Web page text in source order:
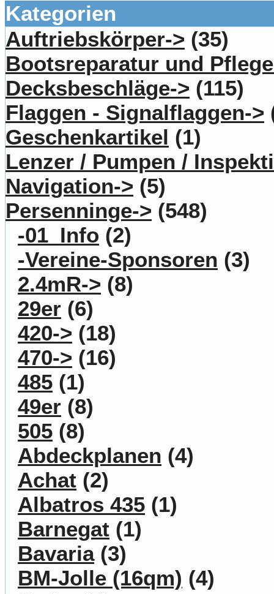
Kategorien
Auftriebskörper-> (35)
Bootsreparatur und
Decksbeschläge-> (115)
Flaggen - Signalflaggen->
Geschenkartikel (1)
Lenzer / Pumpen /
Navigation-> (5)
Persenninge-> (548)
-01_Info (2)
-Vereine-Sponsoren (3)
2.4mR-> (8)
29er (6)
420-> (18)
470-> (16)
485 (1)
49er (8)
505 (8)
Abdeckplanen (4)
Achat (2)
Albatros 435 (1)
Barnegat (1)
Bavaria(3)
BM-Jolle (16qm) (4)